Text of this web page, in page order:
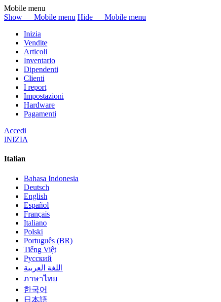
Mobile menu
Show — Mobile menu Hide — Mobile menu
Inizia
Vendite
Articoli
Inventario
Dipendenti
Clienti
I report
Impostazioni
Hardware
Pagamenti
Accedi
INIZIA
Italian
Bahasa Indonesia
Deutsch
English
Español
Français
Italiano
Polski
Português (BR)
Tiếng Việt
Русский
اللغة العربية
ภาษาไทย
한국어
日本語